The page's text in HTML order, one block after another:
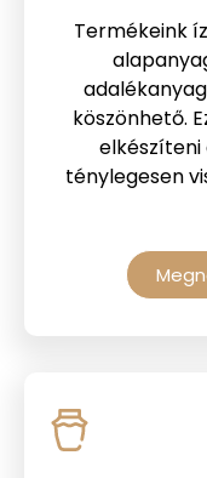
Termékeink
köszönhető.
ténylegesen